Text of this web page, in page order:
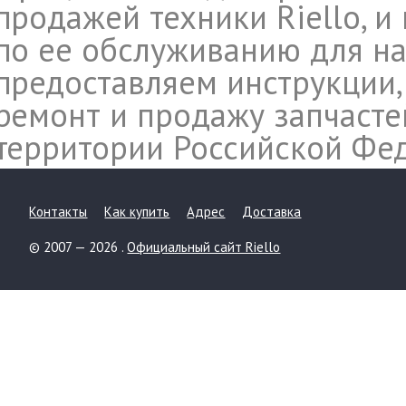
техники Riello, и
ее обслуживанию для
и продажу
Российской
Контакты Как купить Адрес Доставка
© 2007 — 2026 .Официальный сайт Riello